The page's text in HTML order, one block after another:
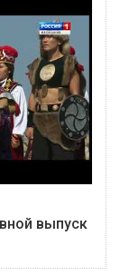
выпуск